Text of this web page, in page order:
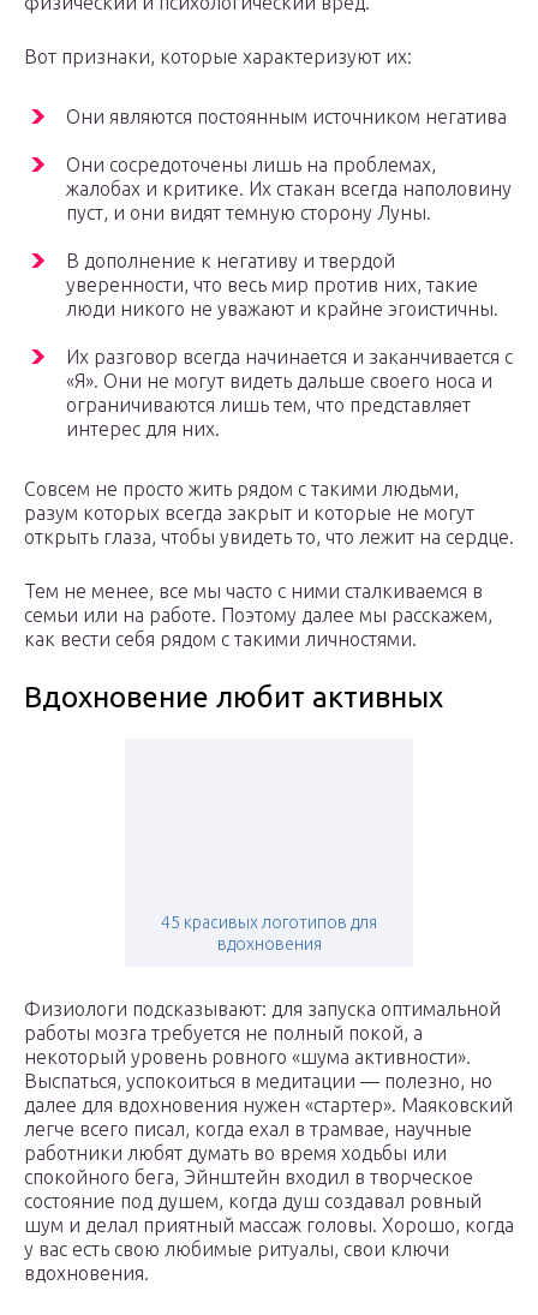
Вот признаки, которые характеризуют их:
Они являются постоянным источником негатива
Они сосредоточены лишь на проблемах,
жалобах и критике. Их стакан всегда наполовину
пуст, и они видят темную сторону Луны.
В дополнение к негативу и твердой
уверенности, что весь мир против них, такие
люди никого не уважают и крайне эгоистичны.
Их разговор всегда начинается и заканчивается с
«Я». Они не могут видеть дальше своего носа и
ограничиваются лишь тем, что представляет
интерес для них.
Совсем не просто жить рядом с такими людьми,
разум которых всегда закрыт и которые не могут
открыть глаза, чтобы увидеть то, что лежит на сердце.
Тем не менее, все мы часто с ними сталкиваемся в
семьи или на работе. Поэтому далее мы расскажем,
как вести себя рядом с такими личностями.
Вдохновение любит активных
45 красивых логотипов для
вдохновения
Физиологи подсказывают: для запуска оптимальной
работы мозга требуется не полный покой, а
некоторый уровень ровного «шума активности».
Выспаться, успокоиться в медитации — полезно, но
далее для вдохновения нужен «стартер». Маяковский
легче всего писал, когда ехал в трамвае, научные
работники любят думать во время ходьбы или
спокойного бега, Эйнштейн входил в творческое
состояние под душем, когда душ создавал ровный
шум и делал приятный массаж головы. Хорошо, когда
у вас есть свою любимые ритуалы, свои ключи
вдохновения.